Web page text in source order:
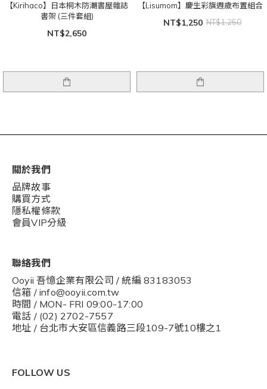
【Kirihaco】日本桐木防潮書屋雜誌
書架 (三件套組)
NT$2,650
【Lisumom】慶生彩旗週歲布置組合
NT$1,250 NT$1,250
關於我們
品牌故事
購買方式
隱私權條款
會員VIP分級
聯絡我們
Ooyii 吾憶企業有限公司 / 統編 83183053
信箱 / info@ooyii.com.tw
時間 / MON- FRI 09:00-17:00
電話 / (02) 2702-7557
地址 / 台北市大安區信義路三段109-7號10樓之1
FOLLOW US